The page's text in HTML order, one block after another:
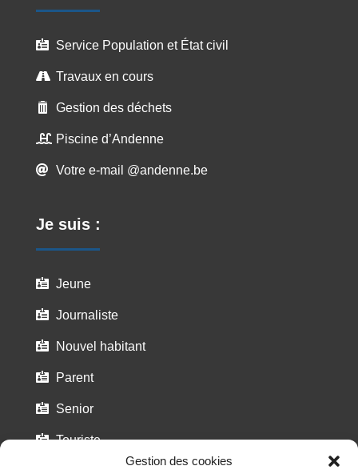
Gestion des cookies
 Service Population et État civil
 Travaux en cours
 Gestion des déchets
 Piscine d’Andenne
 Votre e-mail @andenne.be
Je suis :
 Jeune
 Journaliste
 Nouvel habitant
 Parent
 Senior
 Touriste